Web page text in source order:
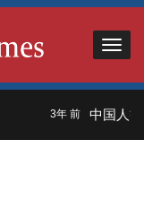
3年 前 中国人観